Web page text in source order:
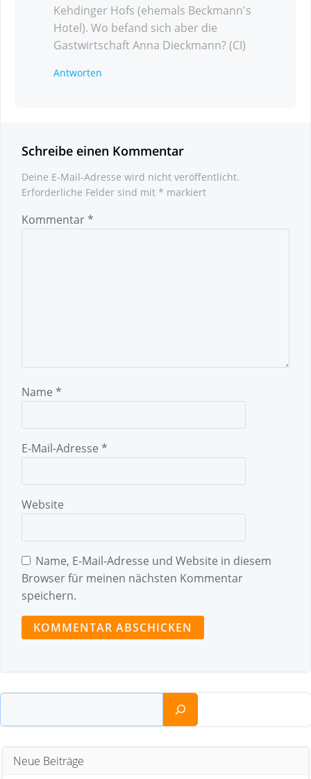
Kehdinger Hofs (ehemals Beckmann's
Hotel). Wo befand sich aber die
Gastwirtschaft Anna Dieckmann? (CI)
Antworten
Schreibe einen Kommentar
Deine E-Mail-Adresse wird nicht veröffentlicht.
Erforderliche Felder sind mit * markiert
Kommentar*
Name *
E-Mail-Adresse *
Website
Name, E-Mail-Adresse und Website in diesem
Browser für meinen nächsten Kommentar
speichern.
Suchen
Neue Beiträge